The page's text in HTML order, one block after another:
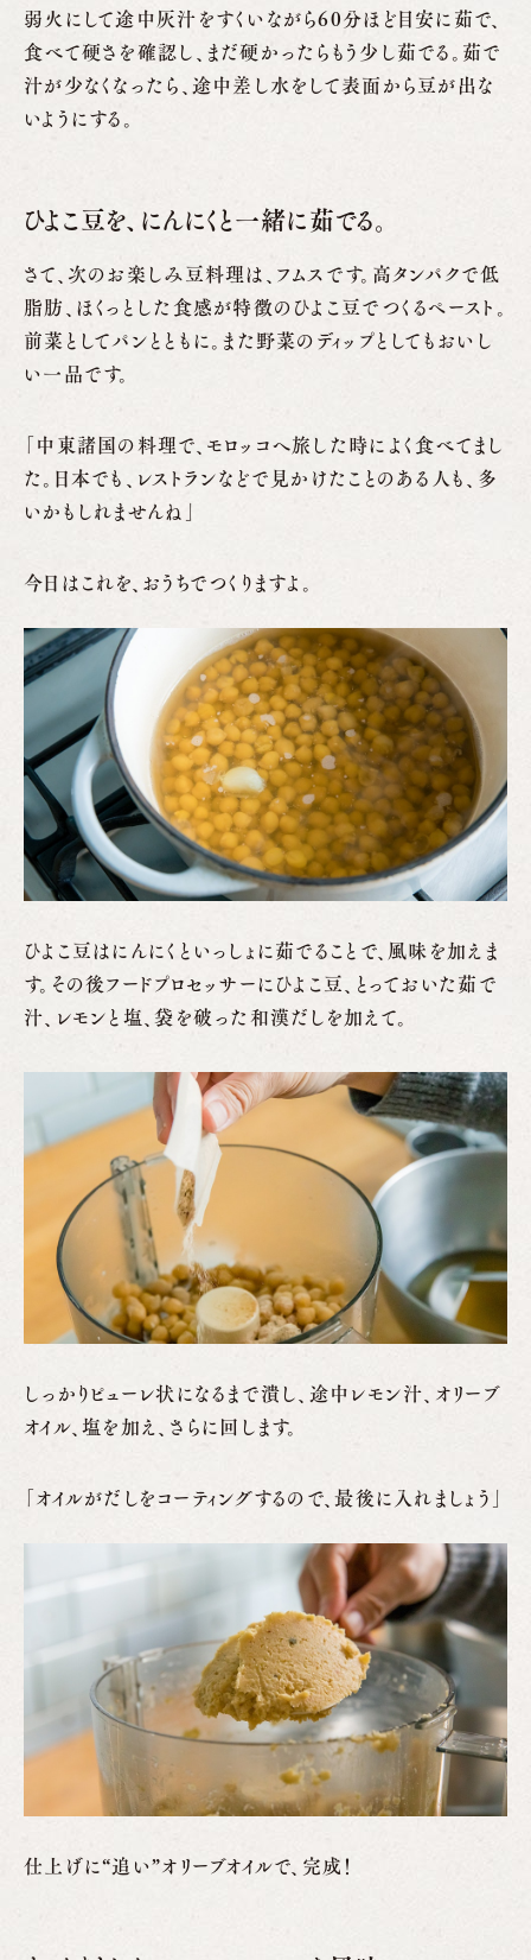
弱火にして途中灰汁をすくいながら60分ほど目安に茹で、
食べて硬さを確認し、まだ硬かったらもう少し茹でる。茹で
汁が少なくなったら、途中差し水をして表面から豆が出な
いようにする。
ひよこ豆を、にんにくと一緒に茹でる。
さて、次のお楽しみ豆料理は、フムスです。高タンパクで低
脂肪、ほくっとした食感が特徴のひよこ豆でつくるペースト。
前菜としてパンとともに。また野菜のディップとしてもおいし
い一品です。
「中東諸国の料理で、モロッコへ旅した時によく食べてまし
た。日本でも、レストランなどで見かけたことのある人も、多
いかもしれませんね」
今日はこれを、おうちでつくりますよ。
ひよこ豆はにんにくといっしょに茹でることで、風味を加えま
す。その後フードプロセッサーにひよこ豆、とっておいた茹で
汁、レモンと塩、袋を破った和漢だしを加えて。
しっかりピューレ状になるまで潰し、途中レモン汁、オリーブ
オイル、塩を加え、さらに回します。
「オイルがだしをコーティングするので、最後に入れましょう」
仕上げに“追い”オリーブオイルで、完成！